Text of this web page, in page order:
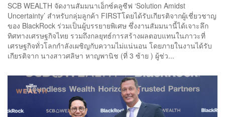
SCB WEALTH จัดงานสัมมนาเอ็กซ์คลูซีฟ ‘Solution Amidst
Uncertainty’ สำหรับกลุ่มลูกค้า FIRSTโดยได้รับเกียรติจากผู้เชี่ยวชาญ
ของ BlackRock ร่วมเป็นผู้บรรยายพิเศษ ซึ่งงานสัมมนานี้ได้เจาะลึก
ทิศทางเศรษฐกิจไทย รวมถึงกลยุทธ์การสร้างผลตอบแทนในภาวะที่
เศรษฐกิจทั่วโลกกำลังเผชิญกับความไม่แน่นอน โดยภายในงานได้รับ
เกียรติจาก นางสาวศลิษา หาญพานิช (ที่ 3 ซ้าย ) ผู้ช่ว...